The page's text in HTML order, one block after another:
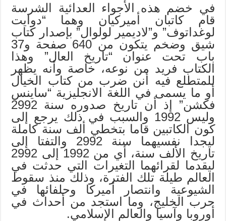
في خضم هذه الأجواء العدائية الشرسة
قام كاتبان أميركيان وهما “دوايت
لوغداتوف” و”لاديمير لولوال” بإصدار كتاب
شيق وضخم يتكون من 640 صفحة و37
باب تحت عنوان “تاريخ العال” وهذا
الكتاب فريد من نوعه، خاصة وأنه يظهر
للمتطلع فيه أنن ضرب من كتاب الخيال
أو ما يسمى في اللغة الانجليزية “ساينس
فكشن” إذ أن تاريخ صدوره سنة 2992
وليس 1992 والسبب في ذلك يرجع إلى
كون الكاتبين قاما بتخطي ألف سنة كاملة
ليجدا نفسيهما سنة 2992 والتفتا إلى
تاريخ الألف سنة، أي من 1992 إلى 2992
ليقدما لقرائهما التغيرات التي حدثت في
العالم طيلة تلك الفترة، وذلك منذ سقوط
الشيوعية وانتصار أميركا وحلفائها في
حرب الخليج، وما استجد من أحداث في
أوروبا وآسيا والعالم الإسلامي.